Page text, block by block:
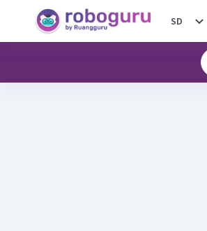
SD